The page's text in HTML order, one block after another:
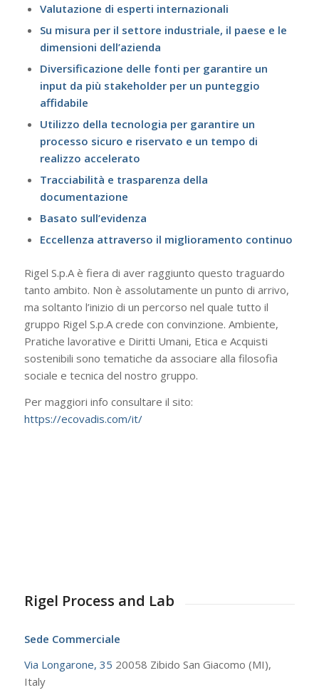
Valutazione di esperti internazionali
Su misura per il settore industriale, il paese e le
dimensioni dell’azienda
Diversificazione delle fonti per garantire un
input da più stakeholder per un punteggio
affidabile
Utilizzo della tecnologia per garantire un
processo sicuro e riservato e un tempo di
realizzo accelerato
Tracciabilità e trasparenza della
documentazione
Basato sull’evidenza
Eccellenza attraverso il miglioramento continuo
Rigel S.p.A è fiera di aver raggiunto questo traguardo
tanto ambito. Non è assolutamente un punto di arrivo,
ma soltanto l’inizio di un percorso nel quale tutto il
gruppo Rigel S.p.A crede con convinzione. Ambiente,
Pratiche lavorative e Diritti Umani, Etica e Acquisti
sostenibili sono tematiche da associare alla filosofia
sociale e tecnica del nostro gruppo.
Per maggiori info consultare il sito:
https://ecovadis.com/it/
Rigel Process and Lab
Sede Commerciale
Via Longarone, 35 20058 Zibido San Giacomo (MI),
Italy